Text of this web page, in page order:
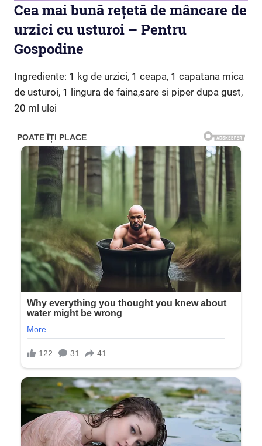
Cea mai bună rețetă de mâncare de
urzici cu usturoi – Pentru
Gospodine
Ingrediente: 1 kg de urzici, 1 ceapa, 1 capatana mica
de usturoi, 1 lingura de faina,sare si piper dupa gust,
20 ml ulei